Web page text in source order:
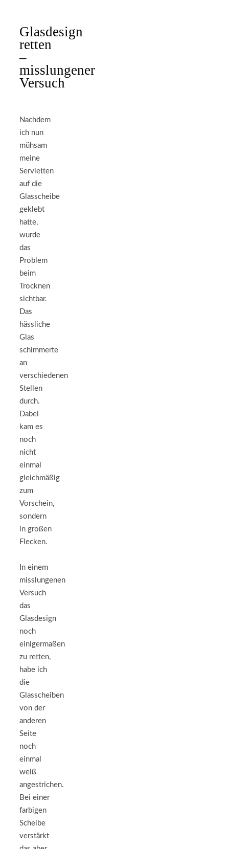
Glasdesign
retten
–
misslungener
Versuch
Nachdem
ich nun
mühsam
meine
Servietten
auf die
Glasscheibe
geklebt
hatte,
wurde
das
Problem
beim
Trocknen
sichtbar.
Das
hässliche
Glas
schimmerte
an
verschiedenen
Stellen
durch.
Dabei
kam es
noch
nicht
einmal
gleichmäßig
zum
Vorschein,
sondern
in großen
Flecken.
In einem
misslungenen
Versuch
das
Glasdesign
noch
einigermaßen
zu retten,
habe ich
die
Glasscheiben
von der
anderen
Seite
noch
einmal
weiß
angestrichen.
Bei einer
farbigen
Scheibe
verstärkt